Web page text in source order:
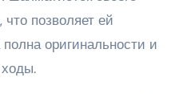
позволяет ей
оригинальности и